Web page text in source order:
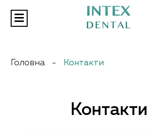
Послуги
Головна - Контакти
Контакти